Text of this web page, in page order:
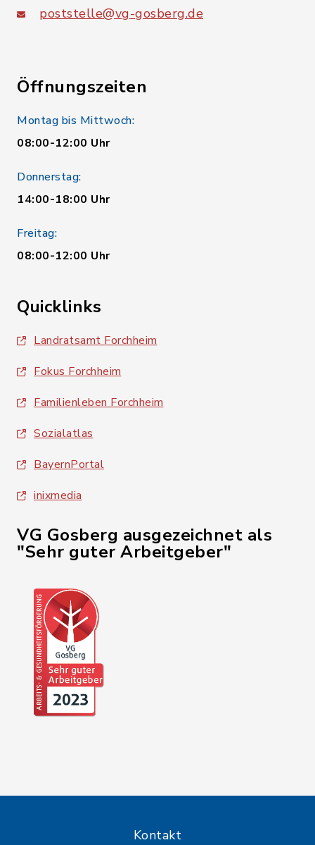
poststelle@vg-gosberg.de
Öffnungszeiten
Montag bis Mittwoch:
08:00-12:00 Uhr
Donnerstag:
14:00-18:00 Uhr
Freitag:
08:00-12:00 Uhr
Quicklinks
Landratsamt Forchheim
Fokus Forchheim
Familienleben Forchheim
Sozialatlas
BayernPortal
inixmedia
VG Gosberg ausgezeichnet als
"Sehr guter Arbeitgeber"
Kontakt